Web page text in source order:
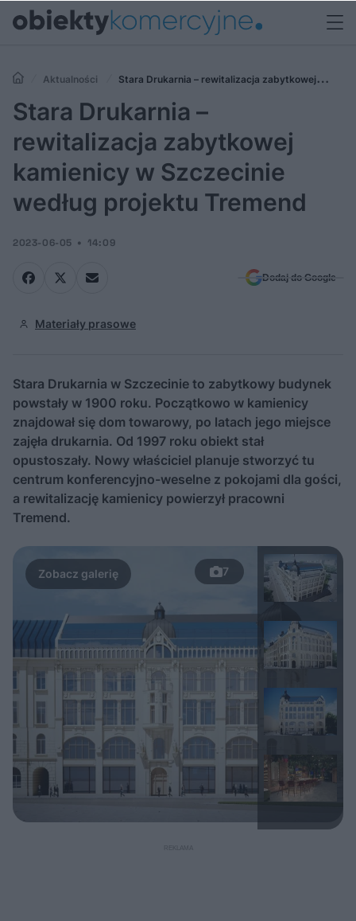
Aktualności
Stara Drukarnia – rewitalizacja zabytkowej
kamienicy w Szczecinie według projektu Tremend
Stara Drukarnia –
rewitalizacja zabytkowej
kamienicy w Szczecinie
według projektu Tremend
2023-06-05 14:09
Dodaj do Google
Materiały prasowe
Stara Drukarnia w Szczecinie to zabytkowy budynek
powstały w 1900 roku. Początkowo w kamienicy
znajdował się dom towarowy, po latach jego miejsce
zajęła drukarnia. Od 1997 roku obiekt stał
opustoszały. Nowy właściciel planuje stworzyć tu
centrum konferencyjno-weselne z pokojami dla gości,
a rewitalizację kamienicy powierzył pracowni
Tremend.
7